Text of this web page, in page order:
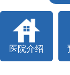
医院介绍